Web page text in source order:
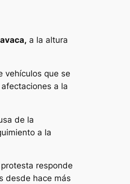
a la altura
vehículos que se
a la
de la
a la
responde
desde hace más